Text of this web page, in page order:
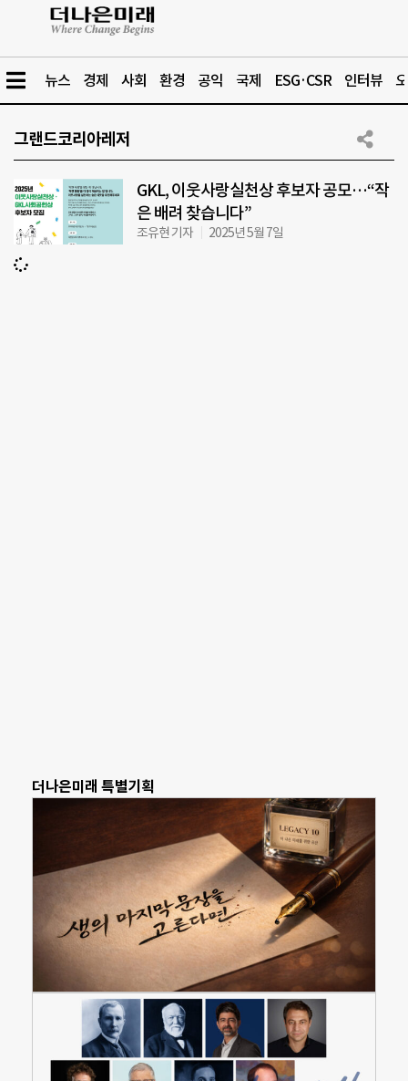
뉴스 경제 사회 환경 공익 국제 ESG·CSR 인터뷰
그랜드코리아레저
GKL, 이웃사랑실천상 후보자 공모…“작
은 배려 찾습니다”
조유현 기자 2025년 5월 7일
더나은미래 특별기획